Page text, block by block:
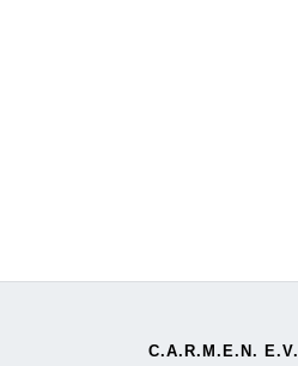
C.A.R.M.E.N. E.V.